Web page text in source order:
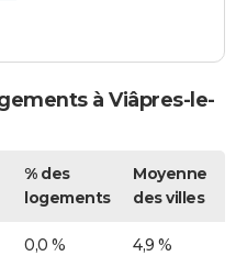
à Viâpres-le-
% des
logements
Moyenne
des villes
0,0 % 4,9 %